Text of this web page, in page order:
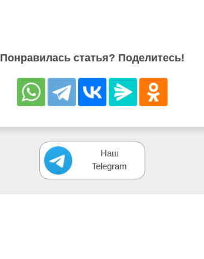
Понравилась статья? Поделитесь!
Наш
Telegram